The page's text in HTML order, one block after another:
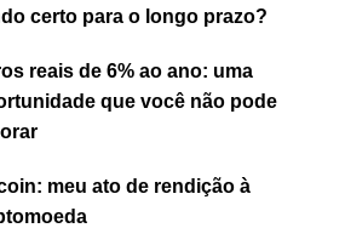
certo para o longo prazo?
reais de 6% ao ano: uma
que você não pode
meu ato de rendição à